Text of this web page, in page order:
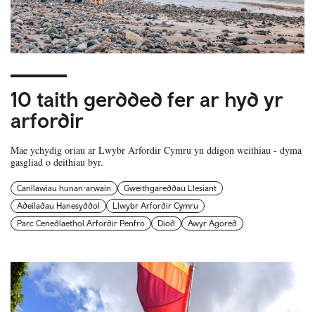
10 taith gerdded fer ar hyd yr
arfordir
Mae ychydig oriau ar Lwybr Arfordir Cymru yn ddigon weithiau - dyma
gasgliad o deithiau byr.
Canllawiau hunan-arwain
Gweithgareddau Llesiant
Adeiladau Hanesyddol
Llwybr Arfordir Cymru
Parc Cenedlaethol Arfordir Penfro
Diod Awyr Agored